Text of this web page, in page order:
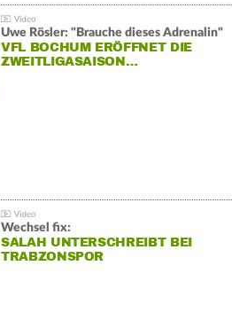
Uwe Rösler: "Brauche dieses Adrenalin"
VFL BOCHUM ERÖFFNET DIE
ZWEITLIGASAISON…
Wechsel fix:
SALAH UNTERSCHREIBT BEI
TRABZONSPOR